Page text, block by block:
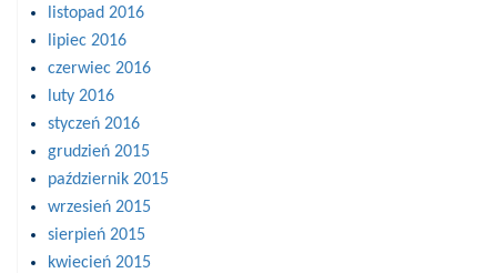
listopad 2016
lipiec 2016
czerwiec 2016
luty 2016
styczeń 2016
grudzień 2015
październik 2015
wrzesień 2015
sierpień 2015
kwiecień 2015